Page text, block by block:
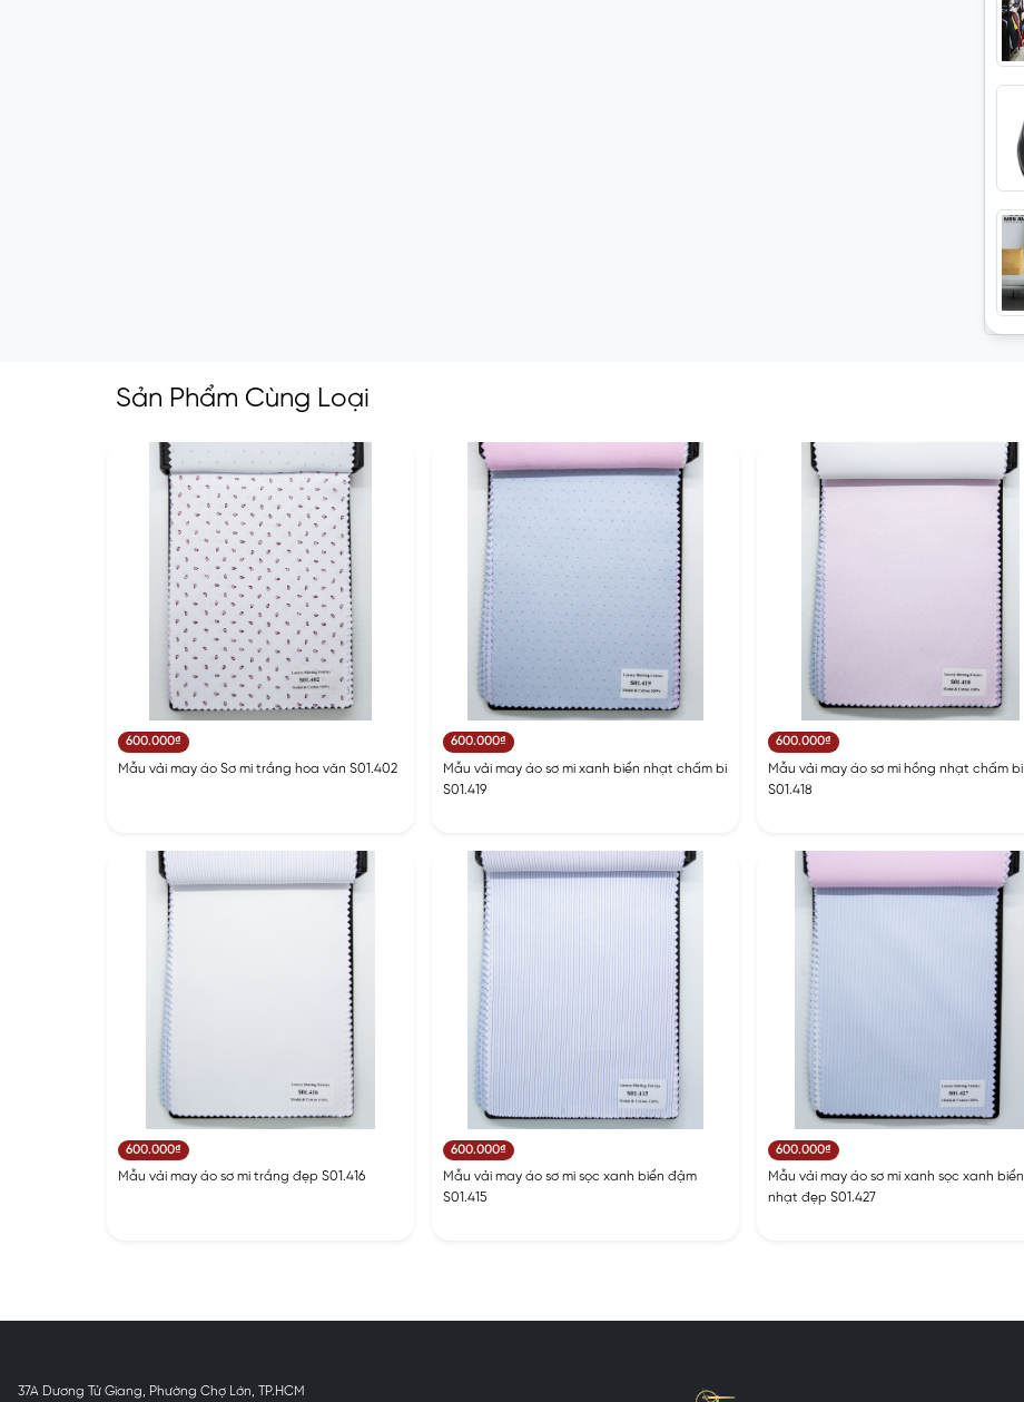
Sản Phẩm Cùng Loại
600.000₫
Mẫu vải may áo Sơ mi trắng hoa văn S01.402
600.000₫
Mẫu vải may áo sơ mi xanh biển nhạt chấm bi
S01.419
600.000₫
Mẫu vải may áo sơ mi hồng nhạt chấm bi
S01.418
600.000₫
Mẫu vải may áo sơ mi trắng đẹp S01.416
600.000₫
Mẫu vải may áo sơ mi sọc xanh biển đậm
S01.415
600.000₫
Mẫu vải may áo sơ mi xanh sọc xanh biển
nhạt đẹp S01.427
37A Dương Tử Giang, Phường Chợ Lớn, TP.HCM